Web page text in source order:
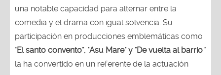
una notable capacidad para alternar entre la
comedia y el drama con igual solvencia. Su
participación en producciones emblemáticas como
"El santo convento", "Asu Mare" y "De vuelta al barrio"
la ha convertido en un referente de la actuación